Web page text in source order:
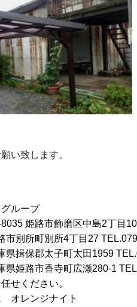
い致します。
ループ
姫路市飾磨区中島2丁目10
市別所町別所4丁目27
県揖保郡太子町太田1959
県姫路市香寺町広瀬280-1
せください。
オレンジナイト